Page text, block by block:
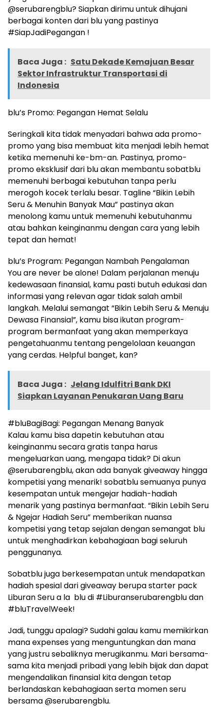
@serubarengblu? Siapkan dirimu untuk dihujani
berbagai konten dari blu yang pastinya
#SiapJadiPegangan !
Baca Juga : Satu Dekade Kemajuan Besar
Sektor Infrastruktur Transportasi di
Indonesia
blu’s Promo: Pegangan Hemat Selalu
Seringkali kita tidak menyadari bahwa ada promo-
promo yang bisa membuat kita menjadi lebih hemat
ketika memenuhi ke-bm-an. Pastinya, promo-
promo eksklusif dari blu akan membantu sobatblu
memenuhi berbagai kebutuhan tanpa perlu
merogoh kocek terlalu besar. Tagline “Bikin Lebih
Seru & Menuhin Banyak Mau” pastinya akan
menolong kamu untuk memenuhi kebutuhanmu
atau bahkan keinginanmu dengan cara yang lebih
tepat dan hemat!
blu’s Program: Pegangan Nambah Pengalaman
You are never be alone! Dalam perjalanan menuju
kedewasaan finansial, kamu pasti butuh edukasi dan
informasi yang relevan agar tidak salah ambil
langkah. Melalui semangat “Bikin Lebih Seru & Menuju
Dewasa Finansial”, kamu bisa ikutan program-
program bermanfaat yang akan memperkaya
pengetahuanmu tentang pengelolaan keuangan
yang cerdas. Helpful banget, kan?
Baca Juga : Jelang Idulfitri Bank DKI
Siapkan Layanan Penukaran Uang Baru
#bluBagiBagi: Pegangan Menang Banyak
Kalau kamu bisa dapetin kebutuhan atau
keinginanmu secara gratis tanpa harus
mengeluarkan uang, mengapa tidak? Di akun
@serubarengblu, akan ada banyak giveaway hingga
kompetisi yang menarik! sobatblu semuanya punya
kesempatan untuk mengejar hadiah-hadiah
menarik yang pastinya bermanfaat. “Bikin Lebih Seru
& Ngejar Hadiah Seru” memberikan nuansa
kompetisi yang tetap sejalan dengan semangat blu
untuk menghadirkan kebahagiaan bagi seluruh
penggunanya.
Sobatblu juga berkesempatan untuk mendapatkan
hadiah spesial dari giveaway berupa starter pack
Liburan Seru a la blu di #Liburanserubarengblu dan
#bluTravelWeek!
Jadi, tunggu apalagi? Sudahi galau kamu memikirkan
mana expenses yang menguntungkan dan mana
yang justru sebaliknya merugikanmu. Mari bersama-
sama kita menjadi pribadi yang lebih bijak dan dapat
mengendalikan finansial kita dengan tetap
berlandaskan kebahagiaan serta momen seru
bersama @serubarengblu.